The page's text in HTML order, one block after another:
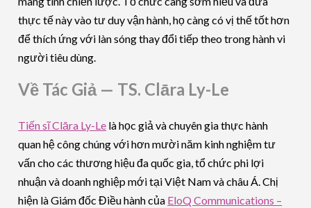
thực tế này vào tư duy vận hành, họ càng có vị thế tốt hơn
để thích ứng với làn sóng thay đổi tiếp theo trong hành vi
người tiêu dùng.
Về Tác Giả — TS. Clāra Ly-Le
Tiến sĩ Clāra Ly-Le là học giả và chuyên gia thực hành
quan hệ công chúng với hơn mười năm kinh nghiệm tư
vấn cho các thương hiệu đa quốc gia, tổ chức phi lợi
nhuận và doanh nghiệp mới tại Việt Nam và châu Á. Chị
hiện là Giám đốc Điều hành của EloQ Communications –